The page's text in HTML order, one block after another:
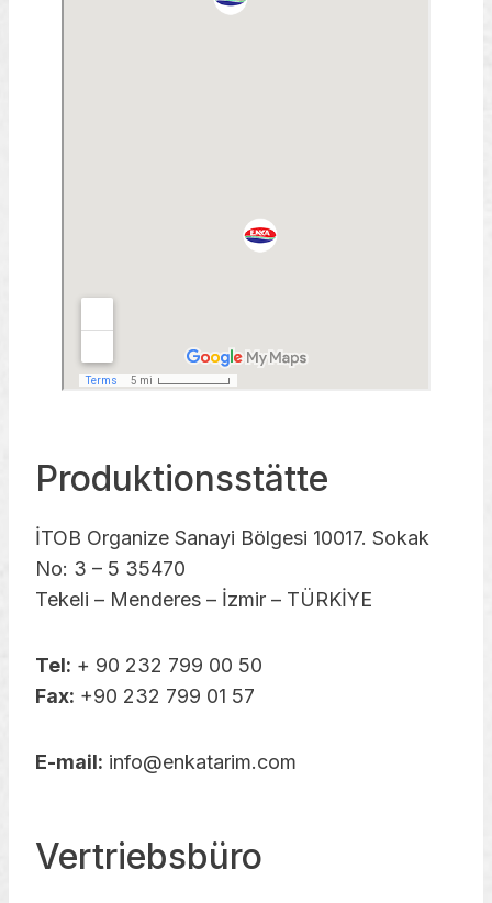
Produktionsstätte
İTOB Organize Sanayi Bölgesi 10017. Sokak
No: 3 – 5 35470
Tekeli – Menderes – İzmir – TÜRKİYE
Tel: + 90 232 799 00 50
Fax: +90 232 799 01 57
E-mail: info@enkatarim.com
Vertriebsbüro